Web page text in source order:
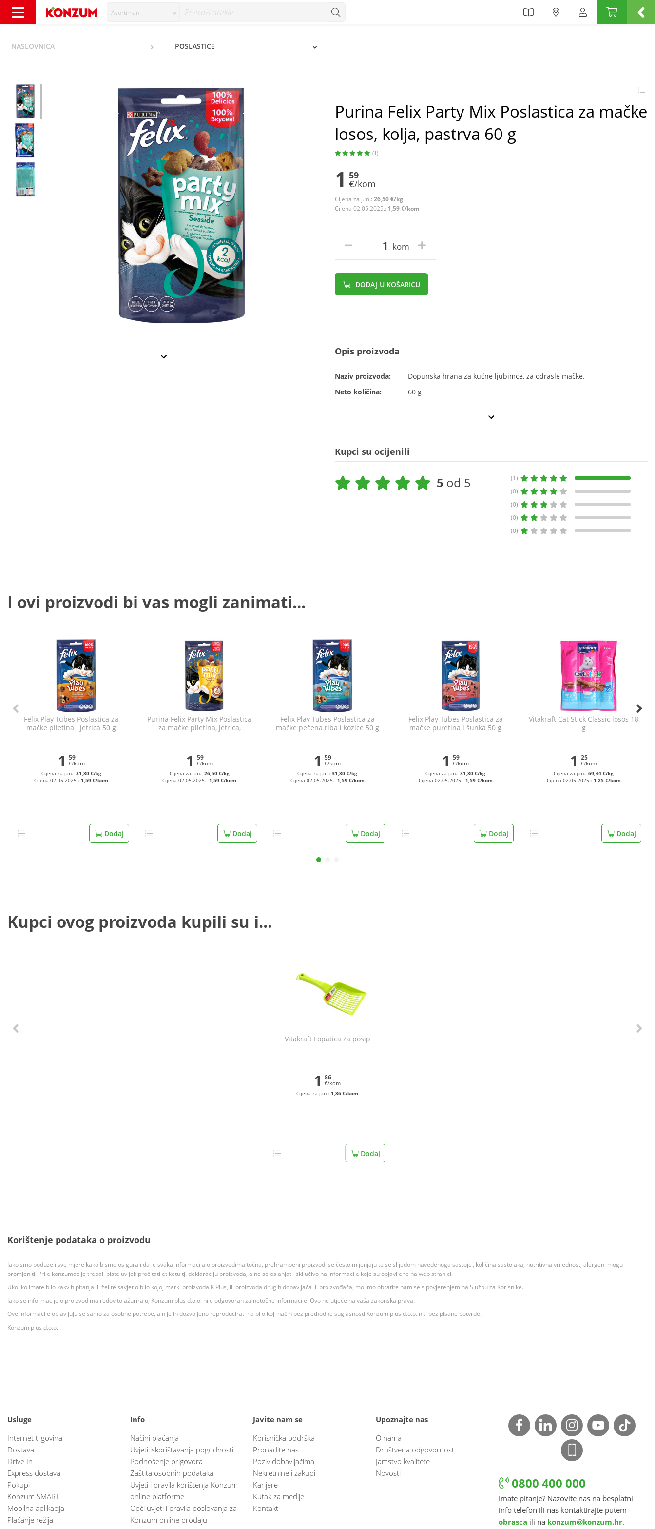
Asortiman
NASLOVNICA POSLASTICE
Purina Felix Party Mix Poslastica za mačke
losos, kolja, pastrva 60 g
(1)
1 59
€/kom
Cijena za j.m.: 26,50 €/kg
Cijena 02.05.2025.: 1,59 €/kom
kom
DODAJ U KOŠARICU
Opis proizvoda
Naziv proizvoda:
Dopunska hrana za kućne ljubimce, za odrasle mačke.
Neto količina:
60 g
Kupci su ocijenili
5 od 5
(1)
(0)
(0)
(0)
(0)
I ovi proizvodi bi vas mogli zanimati...
Felix Play Tubes Poslastica za
mačke piletina i jetrica 50 g
1 59
€/kom
Cijena za j.m.: 31,80 €/kg
Cijena 02.05.2025.:1,59 €/kom
Dodaj
Purina Felix Party Mix Poslastica
za mačke piletina, jetrica,
1 59
€/kom
Cijena za j.m.: 26,50 €/kg
Cijena 02.05.2025.:1,59 €/kom
Dodaj
Felix Play Tubes Poslastica za
mačke pečena riba i kozice 50 g
1 59
€/kom
Cijena za j.m.:31,80 €/kg
Cijena 02.05.2025.: 1,59 €/kom
Dodaj
Felix Play Tubes Poslastica za
mačke puretina i šunka 50 g
1 59
€/kom
Cijena za j.m.:31,80 €/kg
Cijena 02.05.2025.: 1,59 €/kom
Dodaj
Vitakraft Cat Stick Classic losos 18
g
1 25
€/kom
Cijena za j.m.:69,44 €/kg
Cijena 02.05.2025.: 1,25 €/kom
Dodaj
Kupci ovog proizvoda kupili su i...
Vitakraft Lopatica za posip
1 86
€/kom
Cijena za j.m.:1,86 €/kom
Dodaj
Korištenje podataka o proizvodu
Iako smo poduzeli sve mjere kako bismo osigurali da je svaka informacija o proizvodima točna, prehrambeni proizvodi se često mijenjaju te se slijedom navedenoga sastojci, količina sastojaka, nutritivna vrijednost, alergeni mogu
promjeniti. Prije konzumacije trebali biste uvijek pročitati etiketu tj. deklaraciju proizvoda, a ne se oslanjati isključivo na informacije koje su objavljene na web stranici.
Ukoliko imate bilo kakvih pitanja ili želite savjet o bilo kojoj marki proizvoda K Plus, ili proizvoda drugih dobavljača ili proizvođača, molimo obratite nam se s povjerenjem na Službu za Korisnike.
Iako se informacije o proizvodima redovito ažuriraju, Konzum plus d.o.o. nije odgovoran za netočne informacije. Ovo ne utječe na vaša zakonska prava.
Ove informacije objavljuju se samo za osobne potrebe, a nije ih dozvoljeno reproducirati na bilo koji način bez prethodne suglasnosti Konzum plus d.o.o. niti bez pisane potvrde.
Konzum plus d.o.o.
Usluge
Internet trgovina
Dostava
Drive In
Express dostava
Pokupi
Konzum SMART
Mobilna aplikacija
Plaćanje režija
Info
Načini plaćanja
Uvjeti iskorištavanja pogodnosti
Podnošenje prigovora
Zaštita osobnih podataka
Uvjeti i pravila korištenja Konzum
online platforme
Opći uvjeti i pravila poslovanja za
Konzum online prodaju
Javite nam se
Korisnička podrška
Pronađite nas
Poziv dobavljačima
Nekretnine i zakupi
Karijere
Kutak za medije
Kontakt
Upoznajte nas
O nama
Društvena odgovornost
Jamstvo kvalitete
Novosti
0800 400 000
Imate pitanje? Nazovite nas na besplatni
info telefon ili nas kontaktirajte putem
obrasca ili na konzum@konzum.hr.